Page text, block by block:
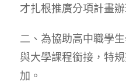
才扎根推廣分項計畫辦
二、為協助高中職學
與大學課程銜接，特
加。